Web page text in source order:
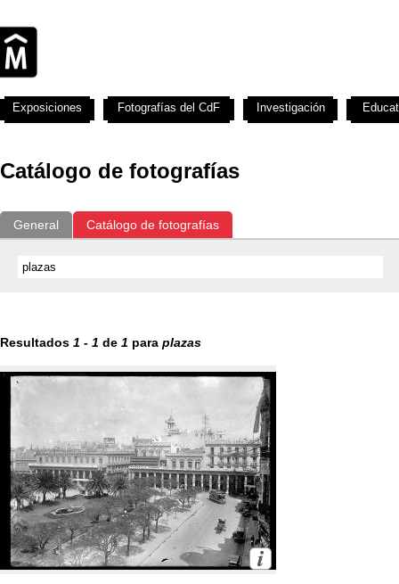
Catálogo de fotografías
General Catálogo de fotografías
Resultados 1 - 1 de 1 para plazas
Exposiciones Fotografías del CdF Investigación